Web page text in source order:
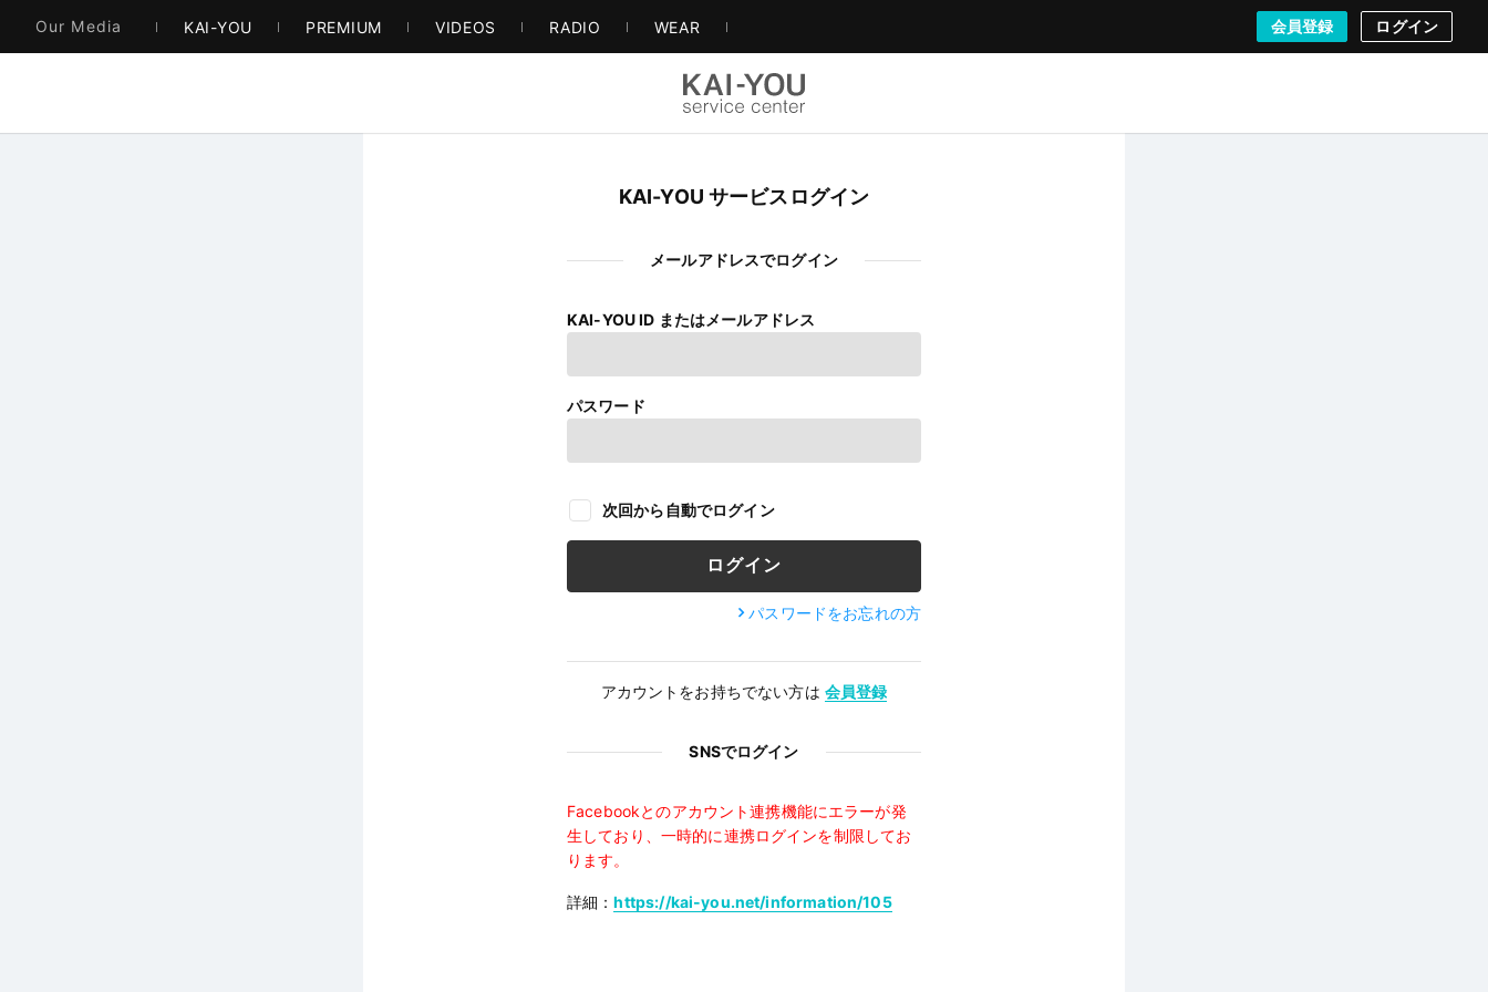
Our Media KAI-YOU PREMIUM VIDEOS RADIO WEAR 会員登録 ログイン
KAI-YOU サービスログイン
メールアドレスでログイン
KAI-YOU ID またはメールアドレス
パスワード
次回から自動でログイン
パスワードをお忘れの方
アカウントをお持ちでない方は 会員登録
SNSでログイン
Facebookとのアカウント連携機能にエラーが発
生しており、一時的に連携ログインを制限してお
ります。
詳細：https://kai-you.net/information/105